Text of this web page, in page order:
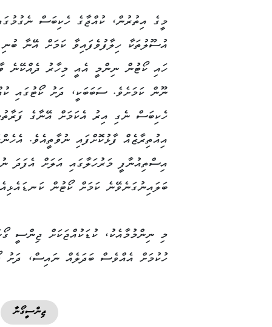
މީގެ އިތުރުން، ކުއްޖާގެ ހެކިބަސް
އުސޫލުތަކާ ހިލާފުވެފައިވާ ކަމަށް އޭނާ
ހައި ކޯޓުން ނިންމީ އެއީ މިހާރު ދެއްކޭނެ
ނޫން ކަމަށެވެ. ސަބަބަކީ، ދަށު ކޯޓުގައި
ހެކިބަސް ނެގި އިރު އެކަމަށް އޭނާގެ
އިއުތިރާޒެއް ފާޅުކޮށްފައި ނުވާތީއެވެ.
އިސްތިއުނާފީ މަރުހަލާގައި އަލަށް އެފަދަ
ބަލައިނުގަނެވޭނެ ކަމަށް ކޯޓުން
ހުކުމަށް އެއްވެސް ބަދަލެއް ނައިސް، ދަށު
ޖިންސީގޯނާ